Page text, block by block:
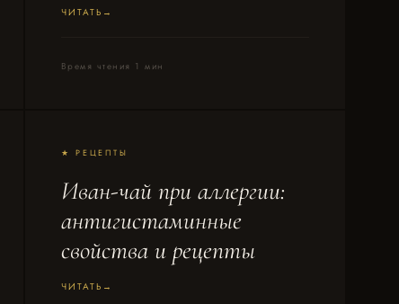
ЧИТАТЬ
Время чтения 1 мин
★ РЕЦЕПТЫ
Иван-чай при аллергии:
антигистаминные
свойства и рецепты
ЧИТАТЬ